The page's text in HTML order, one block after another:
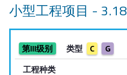
小型工程项目 - 3.18
第III级别 类型 C G
工程种类